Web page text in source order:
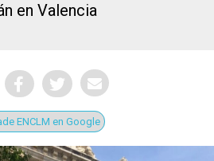
en Valencia
ENCLM en Google